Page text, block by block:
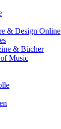
& Design Online
& Bücher
Music